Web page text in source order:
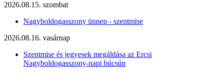
2026.08.15. szombat
Nagyboldogasszony ünnep - szentmise
2026.08.16. vasárnap
Szentmise és jegyesek megáldása az Ercsi
Nagyboldogasszony-napi búcsún